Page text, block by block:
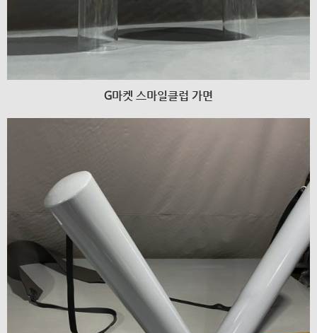
G마켓 스마일클럽 가면